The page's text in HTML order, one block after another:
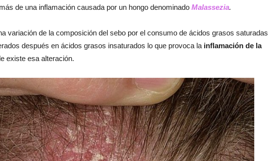
de una inflamación causada por un hongo denominado Malassezia.
variación de la composición del sebo por el consumo de ácidos grasos saturadas
después en ácidos grasos insaturados lo que provoca la inflamación de la
existe esa alteración.